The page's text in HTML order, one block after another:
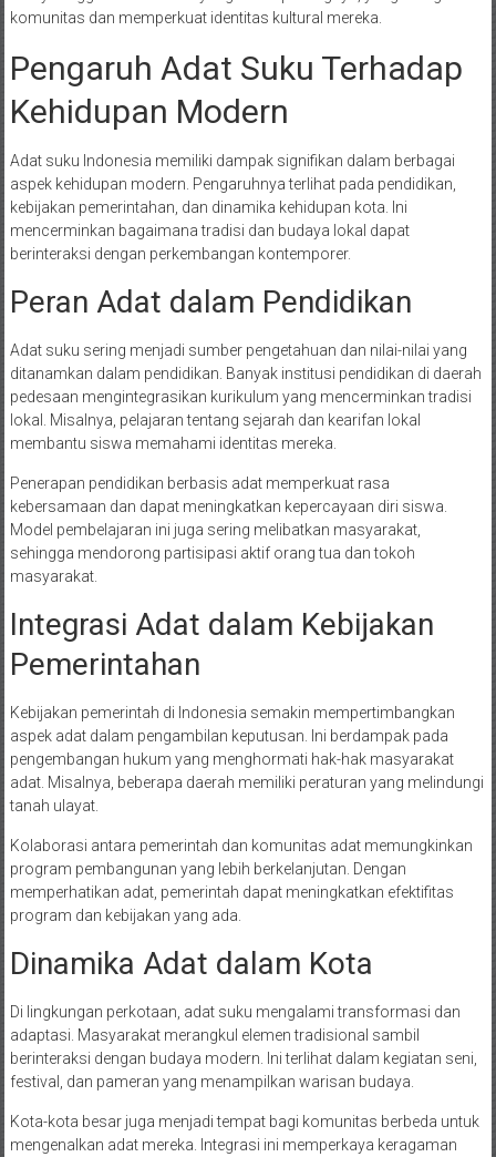
komunitas dan memperkuat identitas kultural mereka.
Pengaruh Adat Suku Terhadap
Kehidupan Modern
Adat suku Indonesia memiliki dampak signifikan dalam berbagai
aspek kehidupan modern. Pengaruhnya terlihat pada pendidikan,
kebijakan pemerintahan, dan dinamika kehidupan kota. Ini
mencerminkan bagaimana tradisi dan budaya lokal dapat
berinteraksi dengan perkembangan kontemporer.
Peran Adat dalam Pendidikan
Adat suku sering menjadi sumber pengetahuan dan nilai-nilai yang
ditanamkan dalam pendidikan. Banyak institusi pendidikan di daerah
pedesaan mengintegrasikan kurikulum yang mencerminkan tradisi
lokal. Misalnya, pelajaran tentang sejarah dan kearifan lokal
membantu siswa memahami identitas mereka.
Penerapan pendidikan berbasis adat memperkuat rasa
kebersamaan dan dapat meningkatkan kepercayaan diri siswa.
Model pembelajaran ini juga sering melibatkan masyarakat,
sehingga mendorong partisipasi aktif orang tua dan tokoh
masyarakat.
Integrasi Adat dalam Kebijakan
Pemerintahan
Kebijakan pemerintah di Indonesia semakin mempertimbangkan
aspek adat dalam pengambilan keputusan. Ini berdampak pada
pengembangan hukum yang menghormati hak-hak masyarakat
adat. Misalnya, beberapa daerah memiliki peraturan yang melindungi
tanah ulayat.
Kolaborasi antara pemerintah dan komunitas adat memungkinkan
program pembangunan yang lebih berkelanjutan. Dengan
memperhatikan adat, pemerintah dapat meningkatkan efektifitas
program dan kebijakan yang ada.
Dinamika Adat dalam Kota
Di lingkungan perkotaan, adat suku mengalami transformasi dan
adaptasi. Masyarakat merangkul elemen tradisional sambil
berinteraksi dengan budaya modern. Ini terlihat dalam kegiatan seni,
festival, dan pameran yang menampilkan warisan budaya.
Kota-kota besar juga menjadi tempat bagi komunitas berbeda untuk
mengenalkan adat mereka. Integrasi ini memperkaya keragaman